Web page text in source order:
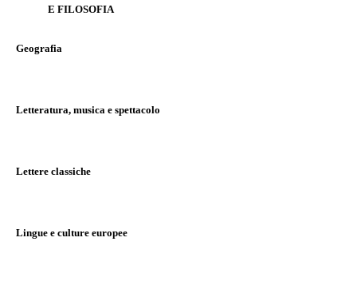
E FILOSOFIA
Geografia
Letteratura, musica e spettacolo
Lettere classiche
Lingue e culture europee